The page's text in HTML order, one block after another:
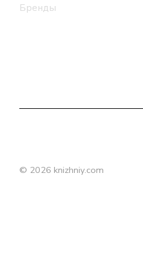
Бренды
© 2026 knizhniy.com